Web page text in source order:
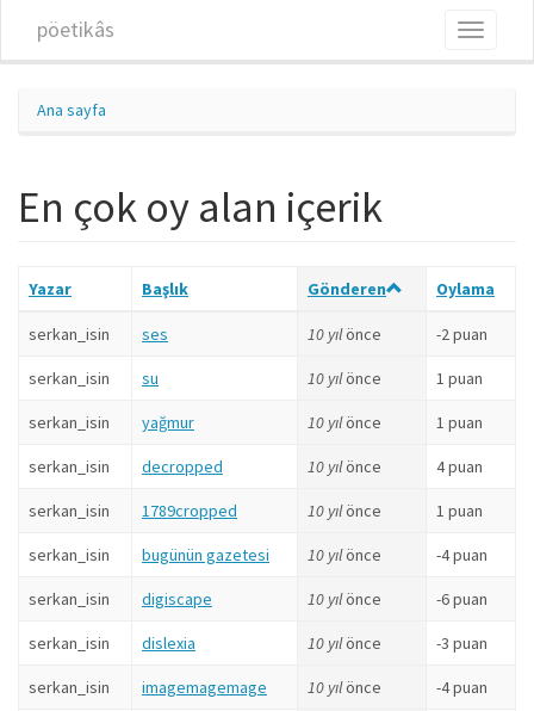
pöetikâs
Toggle
Ana sayfa
En çok oy alan içerik
Yazar Başlık Gönderen Oylama
serkan_isin ses 10 yılönce -2 puan
serkan_isin su 10 yılönce 1 puan
serkan_isin yağmur 10 yılönce 1 puan
serkan_isin decropped 10 yılönce 4 puan
serkan_isin 1789cropped 10 yılönce 1 puan
serkan_isin bugünün gazetesi 10 yılönce -4 puan
serkan_isin digiscape 10 yılönce -6 puan
serkan_isin dislexia 10 yılönce -3 puan
serkan_isin imagemagemage 10 yılönce -4 puan